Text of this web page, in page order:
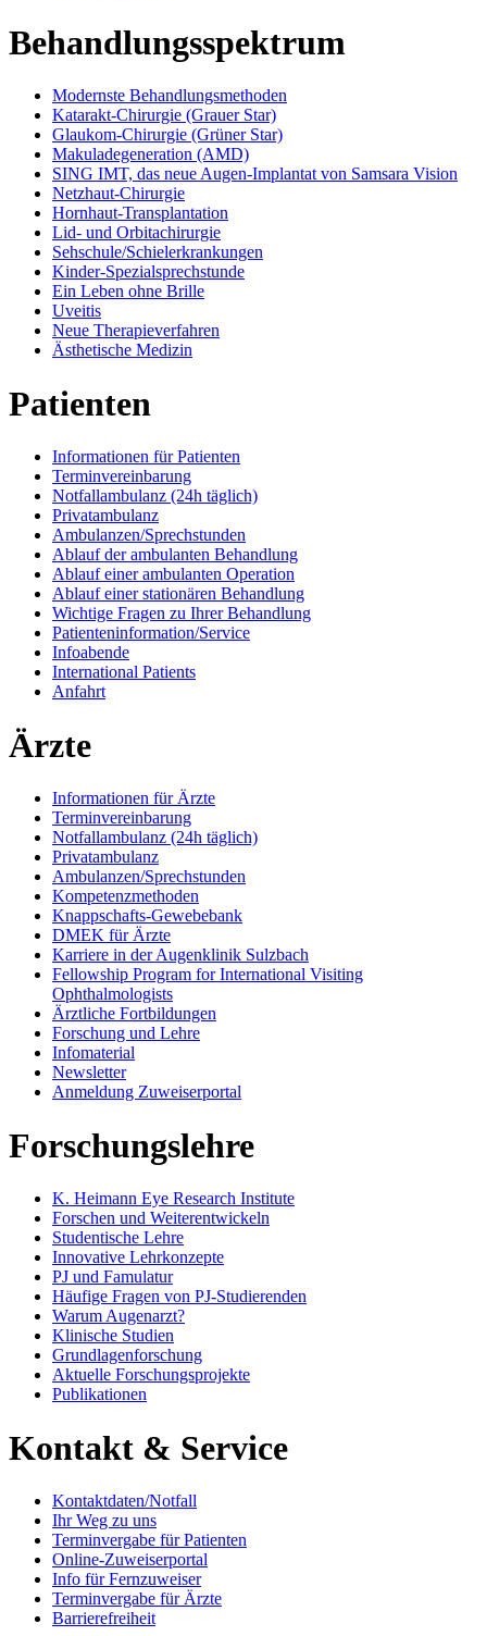
Behandlungsspektrum
Modernste Behandlungsmethoden
Katarakt-Chirurgie (Grauer Star)
Glaukom-Chirurgie (Grüner Star)
Makuladegeneration (AMD)
SING IMT, das neue Augen-Implantat von Samsara Vision
Netzhaut-Chirurgie
Hornhaut-Transplantation
Lid- und Orbitachirurgie
Sehschule/Schielerkrankungen
Kinder-Spezialsprechstunde
Ein Leben ohne Brille
Uveitis
Neue Therapieverfahren
Ästhetische Medizin
Patienten
Informationen für Patienten
Terminvereinbarung
Notfallambulanz (24h täglich)
Privatambulanz
Ambulanzen/Sprechstunden
Ablauf der ambulanten Behandlung
Ablauf einer ambulanten Operation
Ablauf einer stationären Behandlung
Wichtige Fragen zu Ihrer Behandlung
Patienteninformation/Service
Infoabende
International Patients
Anfahrt
Ärzte
Informationen für Ärzte
Terminvereinbarung
Notfallambulanz (24h täglich)
Privatambulanz
Ambulanzen/Sprechstunden
Kompetenzmethoden
Knappschafts-Gewebebank
DMEK für Ärzte
Karriere in der Augenklinik Sulzbach
Fellowship Program for International Visiting
Ophthalmologists
Ärztliche Fortbildungen
Forschung und Lehre
Infomaterial
Newsletter
Anmeldung Zuweiserportal
Forschungslehre
K. Heimann Eye Research Institute
Forschen und Weiterentwickeln
Studentische Lehre
Innovative Lehrkonzepte
PJ und Famulatur
Häufige Fragen von PJ-Studierenden
Warum Augenarzt?
Klinische Studien
Grundlagenforschung
Aktuelle Forschungsprojekte
Publikationen
Kontakt & Service
Kontaktdaten/Notfall
Ihr Weg zu uns
Terminvergabe für Patienten
Online-Zuweiserportal
Info für Fernzuweiser
Terminvergabe für Ärzte
Barrierefreiheit